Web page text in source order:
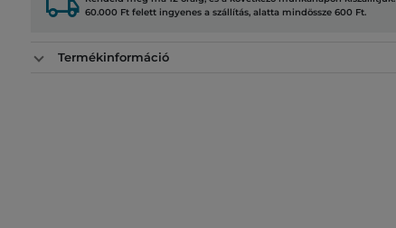
60.000 Ft felett ingyenes a szállítás, alatta mindössze 600 Ft.
Termékinformáció